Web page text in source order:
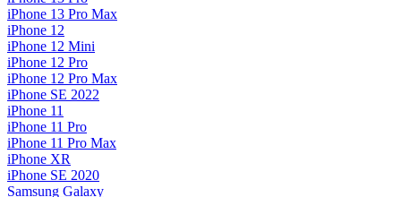
iPhone 13 Pro Max
iPhone 12
iPhone 12 Mini
iPhone 12 Pro
iPhone 12 Pro Max
iPhone SE 2022
iPhone 11
iPhone 11 Pro
iPhone 11 Pro Max
iPhone XR
iPhone SE 2020
Samsung Galaxy